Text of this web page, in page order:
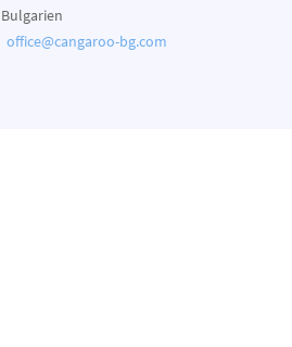
Bulgarien
office@cangaroo-bg.com